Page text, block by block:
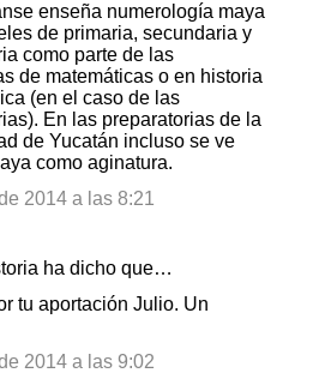
enseña numerología maya
de primaria, secundaria y
como parte de las
de matemáticas o en historia
(en el caso de las
En las preparatorias de la
de Yucatán incluso se ve
como aginatura.
2014 a las 8:21
ha dicho que…
tu aportación Julio. Un
2014 a las 9:02